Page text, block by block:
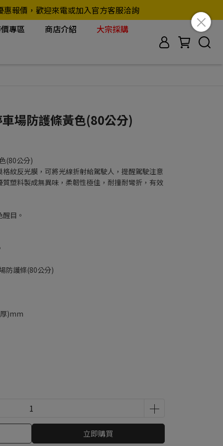
報價，歡迎來電或加入官方客服洽詢
專區 商店介紹
大宗採購
場防護條黃色(80公分)
(80公分)
紋反光膜，可將光線折射給駕駛人，提醒駕駛注意
塑料製成無異味，柔韌性極佳，耐撞耐彎折，有效
目。
防護條(80公分)
)mm
立即購買